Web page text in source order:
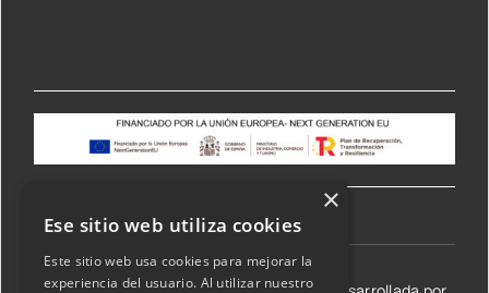
×
Ese sitio web utiliza cookies
Este sitio web usa cookies para mejorar la
experiencia del usuario. Al utilizar nuestro